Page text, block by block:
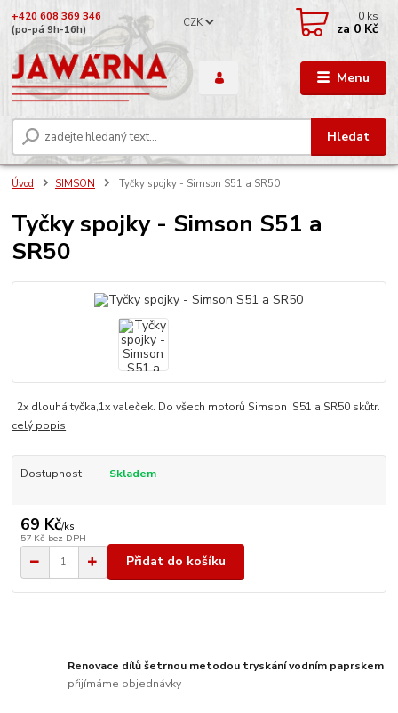
Menu
CZK
Hledat
+420 608 369 346
(po-pá 9h-16h)
0 ks
za 0 Kč
Úvod SIMSON Tyčky spojky - Simson S51 a SR50
Tyčky spojky - Simson S51 a
SR50
2x dlouhá tyčka,1x valeček. Do všech motorů Simson S51 a SR50 skůtr.
celý popis
Dostupnost Skladem
69 Kč/ks
57 Kč bez DPH
Přidat do košíku
Renovace dílů šetrnou metodou tryskání vodním paprskem
přijímáme objednávky